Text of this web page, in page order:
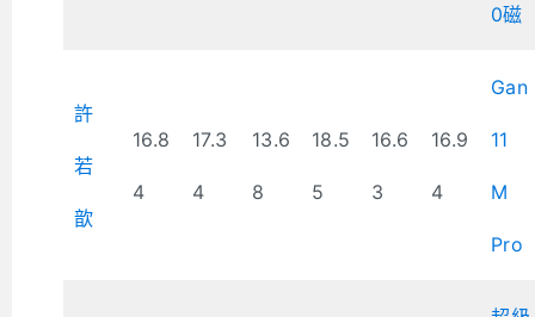
0磁
許
若
歆
16.8
4
17.3
4
13.6
8
18.5
5
16.6
3
16.9
4
Gan
11
M
Pro